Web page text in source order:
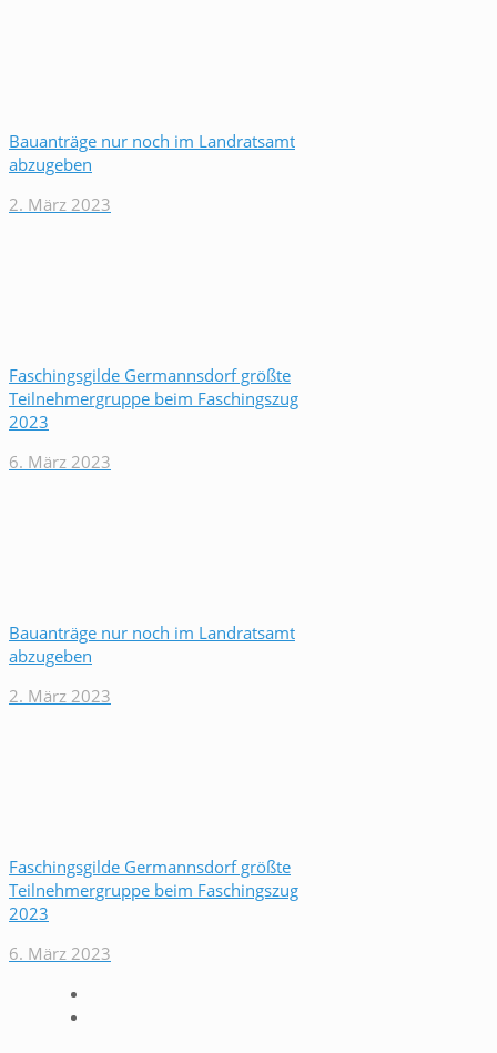
Bauanträge nur noch im Landratsamt
abzugeben
2. März 2023
Faschingsgilde Germannsdorf größte
Teilnehmergruppe beim Faschingszug
2023
6. März 2023
Bauanträge nur noch im Landratsamt
abzugeben
2. März 2023
Faschingsgilde Germannsdorf größte
Teilnehmergruppe beim Faschingszug
2023
6. März 2023